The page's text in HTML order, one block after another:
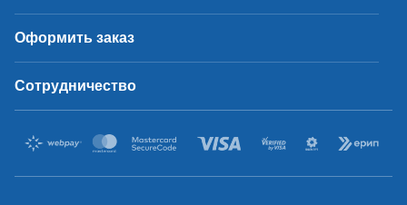
Оформить заказ
Сотрудничество